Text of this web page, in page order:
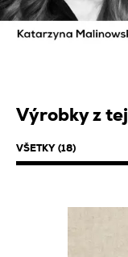
Výrobky z
VŠETKY (18)